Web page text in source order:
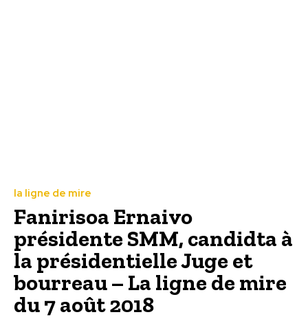
la ligne de mire
Fanirisoa Ernaivo
présidente SMM, candidta à
la présidentielle Juge et
bourreau – La ligne de mire
du 7 août 2018